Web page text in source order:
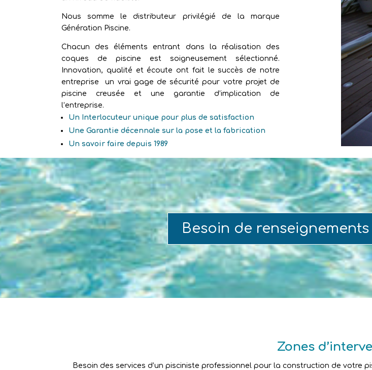
Nous somme le distributeur privilégié de la marque
Génération Piscine.
Chacun des éléments entrant dans la réalisation des
coques de piscine est soigneusement sélectionné.
Innovation, qualité et écoute ont fait le succès de notre
entreprise un vrai gage de sécurité pour votre projet de
piscine creusée et une garantie d’implication de
l’entreprise.
Un Interlocuteur unique pour plus de satisfaction
Une Garantie décennale sur la pose et la fabrication
Un savoir faire depuis 1989
Besoin de
Zones
Besoin des services d’un pisciniste professionnel pour la construction de votre